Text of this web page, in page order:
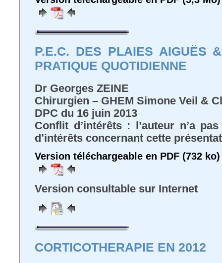
P.E.C. DES PLAIES AIGUËS
PRATIQUE QUOTIDIENNE
Dr Georges ZEINE
Chirurgien – GHEM Simone Veil &
DPC du 16 juin 2013
Conflit d’intérêts : l’auteur n’a
d’intérêts concernant cette
Version téléchargeable en PDF (732 ko)
Version consultable sur Internet
CORTICOTHERAPIE EN 2012